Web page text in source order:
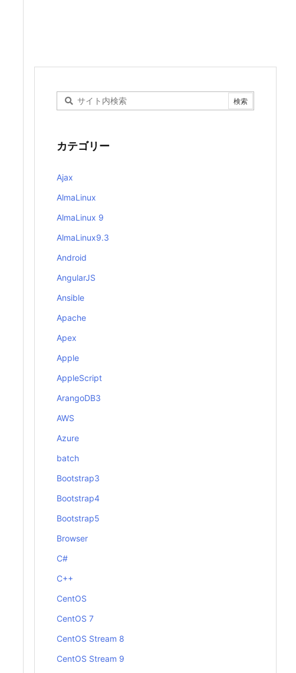
カテゴリー
Ajax
AlmaLinux
AlmaLinux 9
AlmaLinux9.3
Android
AngularJS
Ansible
Apache
Apex
Apple
AppleScript
ArangoDB3
AWS
Azure
batch
Bootstrap3
Bootstrap4
Bootstrap5
Browser
C#
C++
CentOS
CentOS 7
CentOS Stream 8
CentOS Stream 9